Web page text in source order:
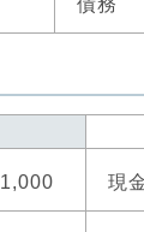
債務
1,000 現